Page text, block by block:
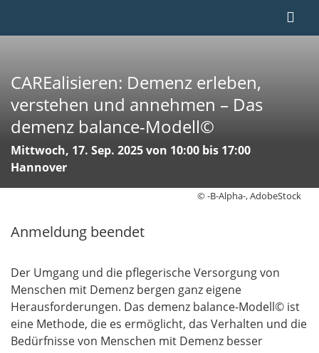
CAREalisieren: Demenz erleben,
verstehen und annehmen – Das
demenz balance-Modell©
Mittwoch, 17. Sep. 2025 von 10:00 bis 17:00
Hannover
© -B-Alpha-, AdobeStock
Anmeldung beendet
Der Umgang und die pflegerische Versorgung von
Menschen mit Demenz bergen ganz eigene
Herausforderungen. Das demenz balance-Modell© ist
eine Methode, die es ermöglicht, das Verhalten und die
Bedürfnisse von Menschen mit Demenz besser